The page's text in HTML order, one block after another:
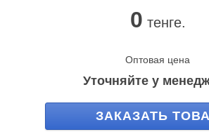
0 тенге.
Оптовая цена
Уточняйте у
ЗАКАЗАТЬ